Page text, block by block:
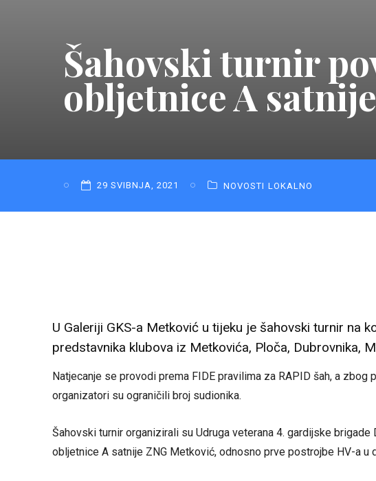
Šahovski turnir
obljetnice A
29 SVIBNJA, 2021 NOVOSTI LOKALNO
U Galeriji GKS-a Metković u tijeku je šahovski turnir na
predstavnika klubova iz Metkovića, Ploča, Dubrovnika,
Natjecanje se provodi prema FIDE pravilima za RAPID šah, a
organizatori su ograničili broj sudionika.
Šahovski turnir organizirali su Udruga veterana 4. gardijske
obljetnice A satnije ZNG Metković, odnosno prve postrojbe HV-a u